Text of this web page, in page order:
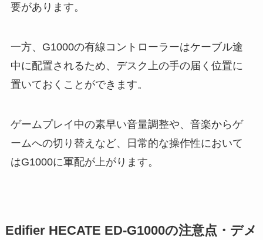
要があります。
一方、G1000の有線コントローラーはケーブル途
中に配置されるため、デスク上の手の届く位置に
置いておくことができます。
ゲームプレイ中の素早い音量調整や、音楽からゲ
ームへの切り替えなど、日常的な操作性において
はG1000に軍配が上がります。
Edifier HECATE ED-G1000の注意点・デメ